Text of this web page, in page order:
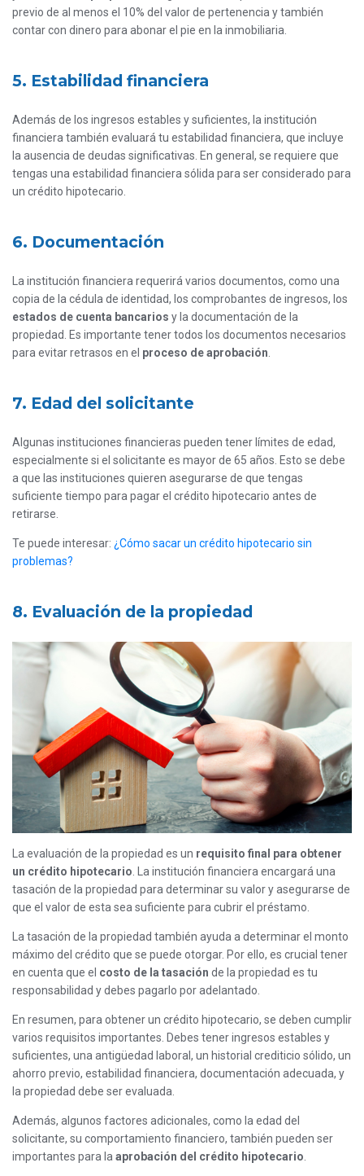
previo de al menos el 10% del valor de pertenencia y también
contar con dinero para abonar el pie en la inmobiliaria.
5. Estabilidad financiera
Además de los ingresos estables y suficientes, la institución
financiera también evaluará tu estabilidad financiera, que incluye
la ausencia de deudas significativas. En general, se requiere que
tengas una estabilidad financiera sólida para ser considerado para
un crédito hipotecario.
6. Documentación
La institución financiera requerirá varios documentos, como una
copia de la cédula de identidad, los comprobantes de ingresos, los
estados de cuenta bancarios y la documentación de la
propiedad. Es importante tener todos los documentos necesarios
para evitar retrasos en el proceso de aprobación
7. Edad del solicitante
Algunas instituciones financieras pueden tener límites de edad,
especialmente si el solicitante es mayor de 65 años. Esto se debe
a que las instituciones quieren asegurarse de que tengas
suficiente tiempo para pagar el crédito hipotecario antes de
retirarse.
Te puede interesar: ¿Cómo sacar un crédito hipotecario sin
problemas?
8. Evaluación de la propiedad
La evaluación de la propiedad es un requisito final para obtener
un crédito hipotecario . La institución financiera encargará una
tasación de la propiedad para determinar su valor y asegurarse de
que el valor de esta sea suficiente para cubrir el préstamo.
La tasación de la propiedad también ayuda a determinar el monto
máximo del crédito que se puede otorgar. Por ello, es crucial tener
en cuenta que el costo de la tasación de la propiedad es tu
responsabilidad y debes pagarlo por adelantado.
En resumen, para obtener un crédito hipotecario, se deben cumplir
varios requisitos importantes. Debes tener ingresos estables y
suficientes, una antigüedad laboral, un historial crediticio sólido, un
ahorro previo, estabilidad financiera, documentación adecuada, y
la propiedad debe ser evaluada.
Además, algunos factores adicionales, como la edad del
solicitante, su comportamiento financiero, también pueden ser
importantes para la aprobación del crédito hipotecario